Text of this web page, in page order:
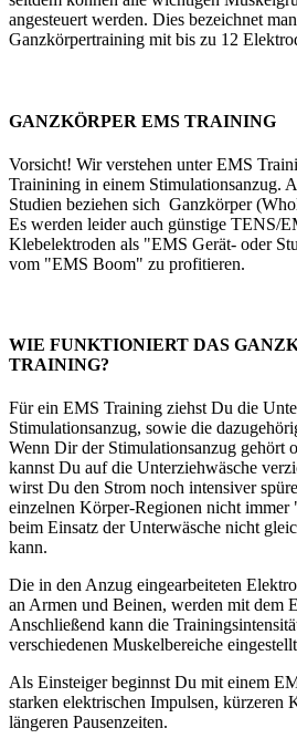
angesteuert werden. Dies bezeichnet
Ganzkörpertraining mit bis zu 12
GANZKÖRPER EMS TRAINING
Vorsicht! Wir verstehen unter EMS
Trainining in einem Stimulationsanzug.
Studien beziehen sich Ganzkörper
Es werden leider auch günstige TENS/
Klebelektroden als "EMS Gerät- oder
vom "EMS Boom" zu profitieren.
WIE FUNKTIONIERT DAS
TRAINING?
Für ein EMS Training ziehst Du die
Stimulationsanzug, sowie die
Wenn Dir der Stimulationsanzug gehört
kannst Du auf die Unterziehwäsche
wirst Du den Strom noch intensiver
einzelnen Körper-Regionen nicht
beim Einsatz der Unterwäsche nicht
kann.
Die in den Anzug eingearbeiteten
an Armen und Beinen, werden mit dem
Anschließend kann die
verschiedenen Muskelbereiche
Als Einsteiger beginnst Du mit einem
starken elektrischen Impulsen, kürzeren
längeren Pausenzeiten.